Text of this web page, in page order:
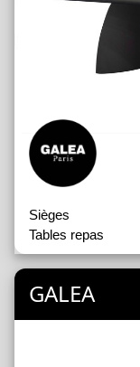
Sièges
Tables repas
GALEA